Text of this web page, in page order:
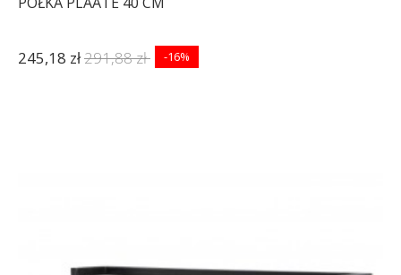
245,18 zł291,88 zł -16%